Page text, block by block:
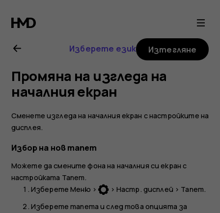
Nokia
105
(2017)
ръководство
на
потребителя
Изберете език Изтегляне
Промяна на изгледа на
началния екран
Сменете изгледа на началния екран с настройките на
дисплея.
Избор на нов тапет
Можете да смените фона на началния си екран с
настройката Тапет.
ИзберетеМеню > > Настр. дисплей > Тапет.
Изберете тапета и след това опцията за